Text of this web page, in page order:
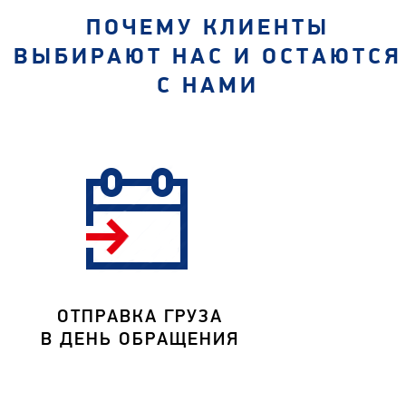
ПОЧЕМУ КЛИЕНТЫ
ВЫБИРАЮТ НАС И ОСТАЮТСЯ
С НАМИ
ОТПРАВКА ГРУЗА
В ДЕНЬ ОБРАЩЕНИЯ